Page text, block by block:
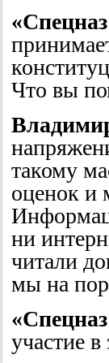
Что вы
такому
оценок и
ни
читали
мы на
участие